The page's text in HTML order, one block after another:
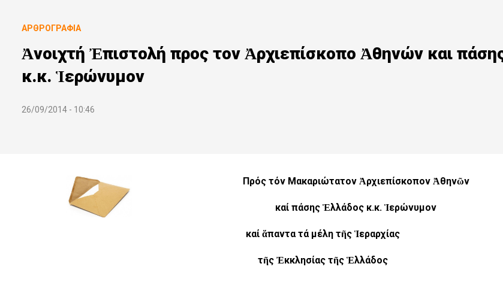
ΑΡΘΡΟΓΡΑΦΊΑ
Ἀνοιχτή Ἐπιστολή προς τον Ἀρχιεπίσκοπο Ἀθηνών και
κ.κ. Ἱερώνυμον
26/09/2014 - 10:46
Πρός τόν Μακαριώτατον Ἀρχιεπίσκοπον Ἀθηνῶν
καί πάσης Ἑλλάδος κ.κ. Ἱερώνυμον
καί ἅπαντα τά μέλη τῆς Ἱεραρχίας
τῆς Ἐκκλησίας τῆς Ἑλλάδος